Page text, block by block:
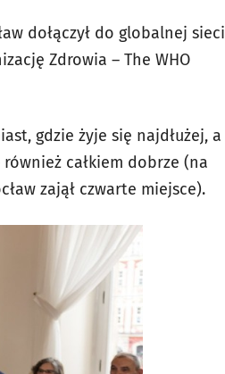
dołączył do globalnej sieci
Zdrowia – The WHO
gdzie żyje się najdłużej, a
całkiem dobrze (na
zajął czwarte miejsce).